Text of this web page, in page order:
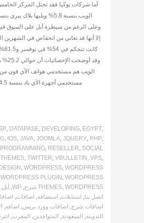
أما شركات نوكيا فقد تحتل المركز
الويب بنسبة 5.8% ويليها بلاك بيري بنسبة 3.5%.
وعلى الرغم من سيطرة أبل على السوق
إلا أنها قد تعاني من انخفاض في الشهرين
كانت تتحكم في 54% في نوفمبر و61.5% في أكتوبر.
وقد
الويب هم مستخدمي هواتف الآي فون من
مستخدمي أجهزة الآي باد بنسبة 24.5%.
, DATAPASE, DEVELOPING, EGYPT,
, IOS, JAVA, JOOMLA, JQUERY, PHP,
PROGRAMMING, RESELLER, SOCIAL
THEMES, TWITTER, VBULLETIN , VPS,
, WORDPRESS, WORDPRESS
WORDPRESS PLUGIN , WORDPRESS
THEMES, WORDPRESS شرح ,
WP
, أبل,
اتصل بنا, استايلات, استضافة, اضافات,
اضافات شرح, اضافات وورد بريس, اضافه,
التدوينه, السعودية, المتواجدين, المغرب,